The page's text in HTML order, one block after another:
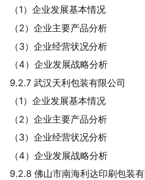
（1）企业发展基本情况
（2）企业主要产品分析
（3）企业经营状况分析
（4）企业发展战略分析
9.2.7 武汉天利包装有限公司
（1）企业发展基本情况
（2）企业主要产品分析
（3）企业经营状况分析
（4）企业发展战略分析
9.2.8 佛山市南海利达印刷包装有